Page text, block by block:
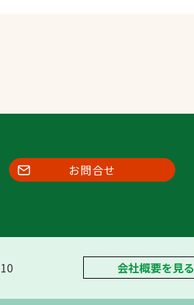
お問合せ
会社概要を見る